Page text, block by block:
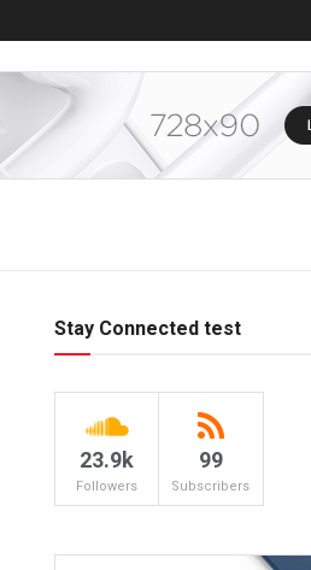
Stay Connected test
23.9k
Followers
99
Subscribers